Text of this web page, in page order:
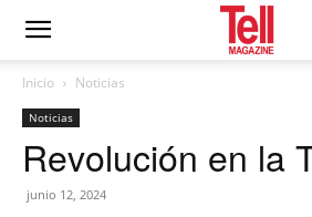
Inicio Noticias
Noticias
Revolución en la
junio 12, 2024